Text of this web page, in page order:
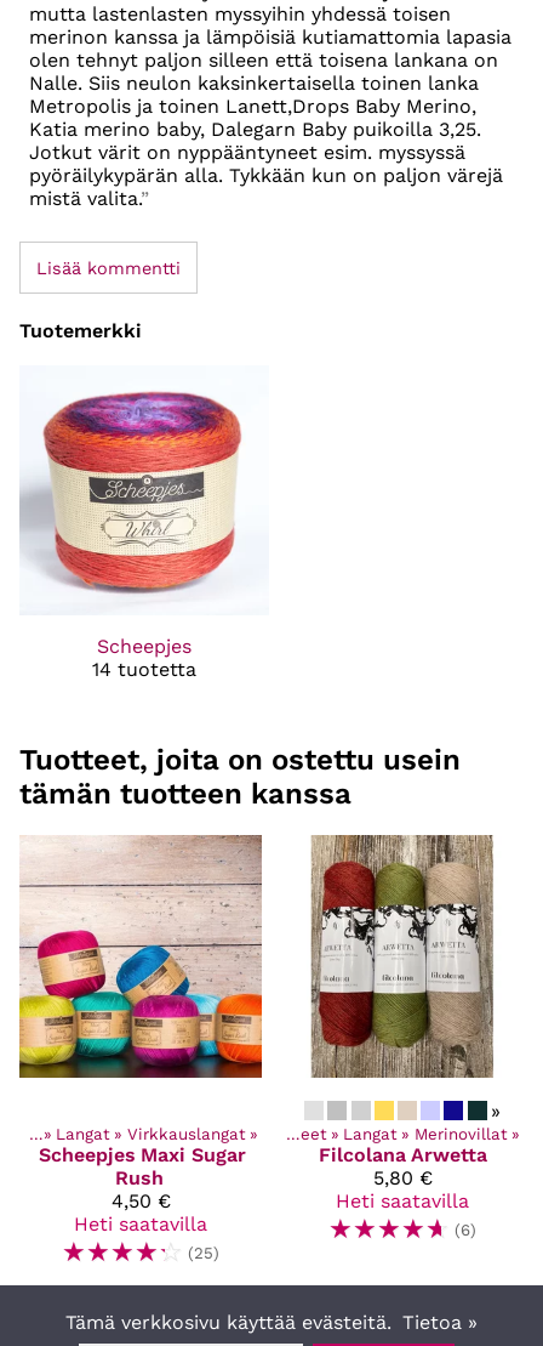
mutta lastenlasten myssyihin yhdessä toisen
merinon kanssa ja lämpöisiä kutiamattomia lapasia
olen tehnyt paljon silleen että toisena lankana on
Nalle. Siis neulon kaksinkertaisella toinen lanka
Metropolis ja toinen Lanett,Drops Baby Merino,
Katia merino baby, Dalegarn Baby puikoilla 3,25.
Jotkut värit on nyppääntyneet esim. myssyssä
pyöräilykypärän alla. Tykkään kun on paljon värejä
mistä valita.
Lisää kommentti
Tuotemerkki
Scheepjes
14 tuotetta
Tuotteet, joita on ostettu usein
tämän tuotteen kanssa
‪» Langat ‪» Virkkauslangat ‪»
Scheepjes Maxi Sugar
Rush
4,50 €
Heti saatavilla
☆☆☆☆☆ (25)
»
Kaikki tuotteet ‪» Langat ‪» Merinovillat ‪»
Filcolana Arwetta
5,80 €
Heti saatavilla
☆☆☆☆☆ (6)
Tämä verkkosivu käyttää evästeitä. Tietoa »